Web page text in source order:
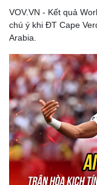
VOV.VN - Kết quả
chú ý khi ĐT Cape
Arabia.